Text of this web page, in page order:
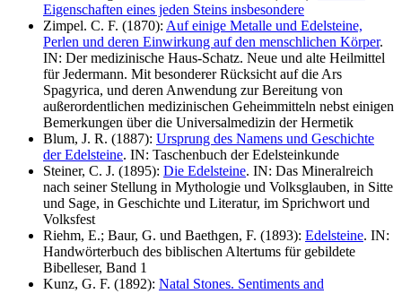
Eigenschaften eines jeden Steins insbesondere
Zimpel. C. F. (1870): Auf einige Metalle und Edelsteine,
Perlen und deren Einwirkung auf den menschlichen Körper.
IN: Der medizinische Haus-Schatz. Neue und alte Heilmittel
für Jedermann. Mit besonderer Rücksicht auf die Ars
Spagyrica, und deren Anwendung zur Bereitung von
außerordentlichen medizinischen Geheimmitteln nebst einigen
Bemerkungen über die Universalmedizin der Hermetik
Blum, J. R. (1887): Ursprung des Namens und Geschichte
der Edelsteine. IN: Taschenbuch der Edelsteinkunde
Steiner, C. J. (1895): Die Edelsteine. IN: Das Mineralreich
nach seiner Stellung in Mythologie und Volksglauben, in Sitte
und Sage, in Geschichte und Literatur, im Sprichwort und
Volksfest
Riehm, E.; Baur, G. und Baethgen, F. (1893): Edelsteine. IN:
Handwörterbuch des biblischen Altertums für gebildete
Bibelleser, Band 1
Kunz, G. F. (1892): Natal Stones. Sentiments and